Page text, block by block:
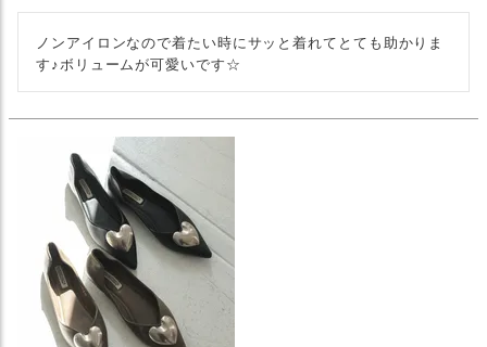
ノンアイロンなので着たい時にサッと着れてとても助かりま
す♪ボリュームが可愛いです☆